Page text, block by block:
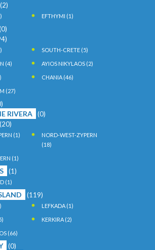
(2)
EFTHYMI (1)
SOUTH-CRETE (5)
(4) AYIOS NIKYLAOS (2)
CHANIA (46)
(27)
RIVERA (0)
(20)
(1)
NORD-WEST-ZYPERN
(18)
(1)
(1)
(1)
(119)
LEFKADA (1)
KERKIRA (2)
(66)
(0)